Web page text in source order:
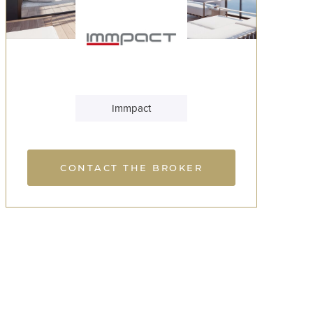
Immpact
CONTACT THE BROKER